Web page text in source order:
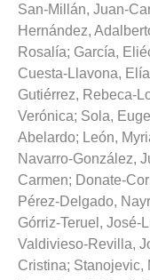
San-Millán, Juan-
Hernández,
Rosalía; García,
Cuesta-Llavona,
Gutiérrez, Rebeca-
Verónica; Sola,
Abelardo; León,
Navarro-González,
Carmen; Donate-
Pérez-Delgado,
Górriz-Teruel, José-
Valdivieso-Revilla,
Cristina; Stanojevic,